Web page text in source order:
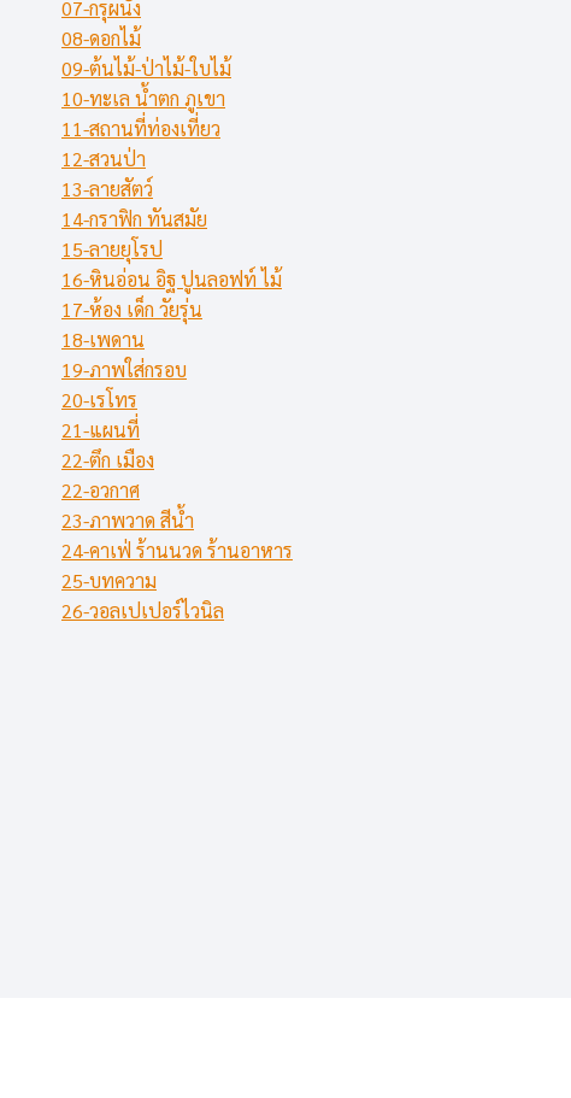
07-กรุผนัง
08-ดอกไม้
09-ต้นไม้-ป่าไม้-ใบไม้
10-ทะเล น้ำตก ภูเขา
11-สถานที่ท่องเที่ยว
12-สวนป่า
13-ลายสัตว์
14-กราฟิก ทันสมัย
15-ลายยุโรป
16-หินอ่อน อิฐ ปูนลอฟท์ ไม้
17-ห้อง เด็ก วัยรุ่น
18-เพดาน
19-ภาพใส่กรอบ
20-เรโทร
21-แผนที่
22-ตึก เมือง
22-อวกาศ
23-ภาพวาด สีน้ำ
24-คาเฟ่ ร้านนวด ร้านอาหาร
25-บทความ
26-วอลเปเปอร์ไวนิล